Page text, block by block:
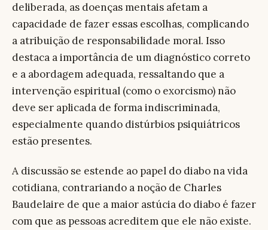
deliberada, as doenças mentais afetam a
capacidade de fazer essas escolhas, complicando
a atribuição de responsabilidade moral. Isso
destaca a importância de um diagnóstico correto
e a abordagem adequada, ressaltando que a
intervenção espiritual (como o exorcismo) não
deve ser aplicada de forma indiscriminada,
especialmente quando distúrbios psiquiátricos
estão presentes.
A discussão se estende ao papel do diabo na vida
cotidiana, contrariando a noção de Charles
Baudelaire de que a maior astúcia do diabo é fazer
com que as pessoas acreditem que ele não existe.